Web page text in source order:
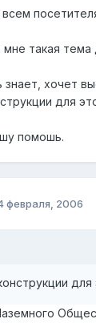
такая
знает, хочет
для
помошь.
февраля, 2006